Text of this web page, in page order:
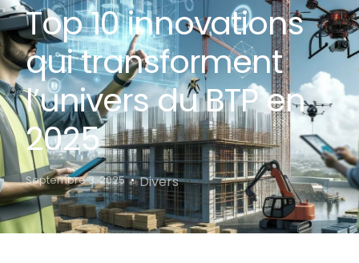
Top 10 innovations
qui transforment
l’univers du BTP en
2025
Septembre 3, 2025 Divers